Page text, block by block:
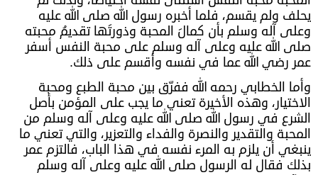
يحلف ولم يقسم، فلما أخبره رسول الله صلى الله عليه
وعلى آله وسلم بأن كمالَ المحبة وذورتَها تقديمُ محبته
صلى الله عليه وعلى آله وسلم على محبة النفس أسفر
عمر رضي الله عما في نفسه وأقسم على ذلك.
وأما الخطابي رحمه الله ففرّق بين محبة الطبع ومحبة
الاختيار، وهذه الأخيرة تعني ما يجب على المؤمن بأصل
الشرع في رسول الله صلى الله عليه وعلى آله وسلم من
المحبة والتقدير والنصرة والفداء والتعزير، والتي تعني ما
ينبغي أن يلزم به المرء نفسه في هذا الباب، فالتزم عمر
بذلك فقال له الرسول صلى الله عليه وعلى آله وسلم